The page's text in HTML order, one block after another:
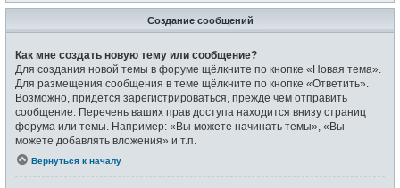
Создание сообщений
Как мне создать новую тему или сообщение?
Для создания новой темы в форуме щёлкните по кнопке «Новая тема».
Для размещения сообщения в теме щёлкните по кнопке «Ответить».
Возможно, придётся зарегистрироваться, прежде чем отправить
сообщение. Перечень ваших прав доступа находится внизу страниц
форума или темы. Например: «Вы можете начинать темы», «Вы
можете добавлять вложения» и т.п.
Вернуться к началу